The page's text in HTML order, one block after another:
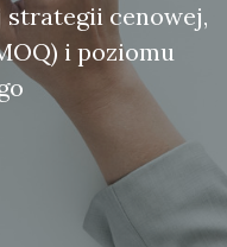
strategii cenowej,
i poziomu